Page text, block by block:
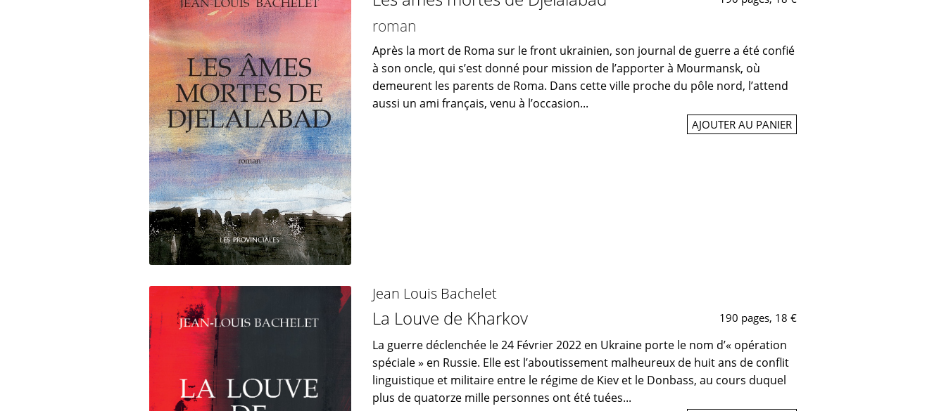
roman
Après la mort de Roma sur le front ukrainien, son journal de guerre a été confié
à son oncle, qui s’est donné pour mission de l’apporter à Mourmansk, où
demeurent les parents de Roma. Dans cette ville proche du pôle nord, l’attend
aussi un ami français, venu à l’occasion...
AJOUTER AU PANIER
Jean Louis Bachelet
La Louve de Kharkov 190 pages, 18 €
La guerre déclenchée le 24 Février 2022 en Ukraine porte le nom d’« opération
spéciale » en Russie. Elle est l’aboutissement malheureux de huit ans de conflit
linguistique et militaire entre le régime de Kiev et le Donbass, au cours duquel
plus de quatorze mille personnes ont été tuées...